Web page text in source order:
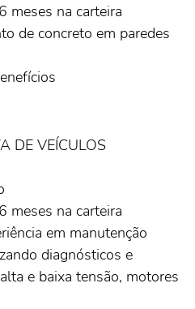
meses na carteira
de concreto em paredes
DE VEÍCULOS
meses na carteira
em manutenção
diagnósticos e
e baixa tensão, motores